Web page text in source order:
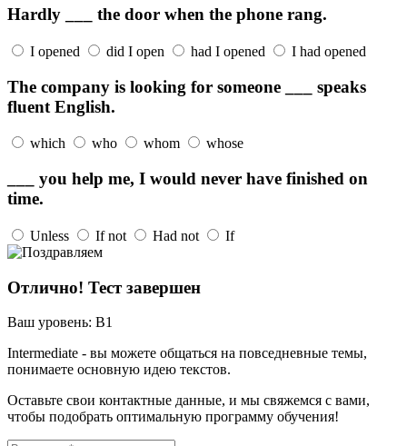
Hardly ___ the door when the phone rang.
I opened did I open had I opened I had opened
The company is looking for someone ___ speaks
fluent English.
which who whom whose
___ you help me, I would never have finished on
time.
Unless If not Had not If
Отлично! Тест завершен
Ваш уровень: B1
Intermediate - вы можете общаться на повседневные темы,
понимаете основную идею текстов.
Оставьте свои контактные данные, и мы свяжемся с вами,
чтобы подобрать оптимальную программу обучения!